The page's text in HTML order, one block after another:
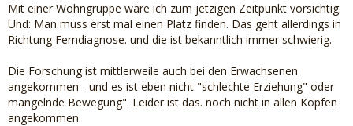
Mit einer Wohngruppe wäre ich zum jetzigen Zeitpunkt vorsichtig.
Und: Man muss erst mal einen Platz finden. Das geht allerdings in
Richtung Ferndiagnose. und die ist bekanntlich immer schwierig.
Die Forschung ist mittlerweile auch bei den Erwachsenen
angekommen - und es ist eben nicht "schlechte Erziehung" oder
mangelnde Bewegung". Leider ist das. noch nicht in allen Köpfen
angekommen.